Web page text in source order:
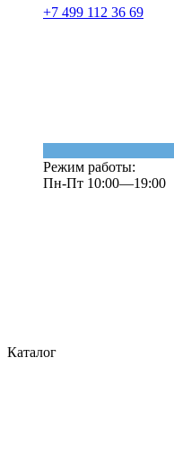
+7 499 112 36 69
Режим работы:
Пн-Пт 10:00—19:00
Каталог